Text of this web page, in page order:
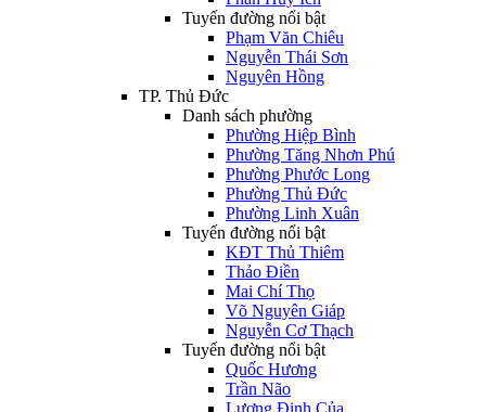
Tuyến đường nổi bật
Phạm Văn Chiêu
Nguyễn Thái Sơn
Nguyên Hồng
TP. Thủ Đức
Danh sách phường
Phường Hiệp Bình
Phường Tăng Nhơn Phú
Phường Phước Long
Phường Thủ Đức
Phường Linh Xuân
Tuyến đường nổi bật
KĐT Thủ Thiêm
Thảo Điền
Mai Chí Thọ
Võ Nguyên Giáp
Nguyễn Cơ Thạch
Tuyến đường nổi bật
Quốc Hương
Trần Não
Lương Định Của